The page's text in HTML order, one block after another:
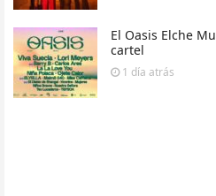
El Oasis Elche
cartel
1 día atrás